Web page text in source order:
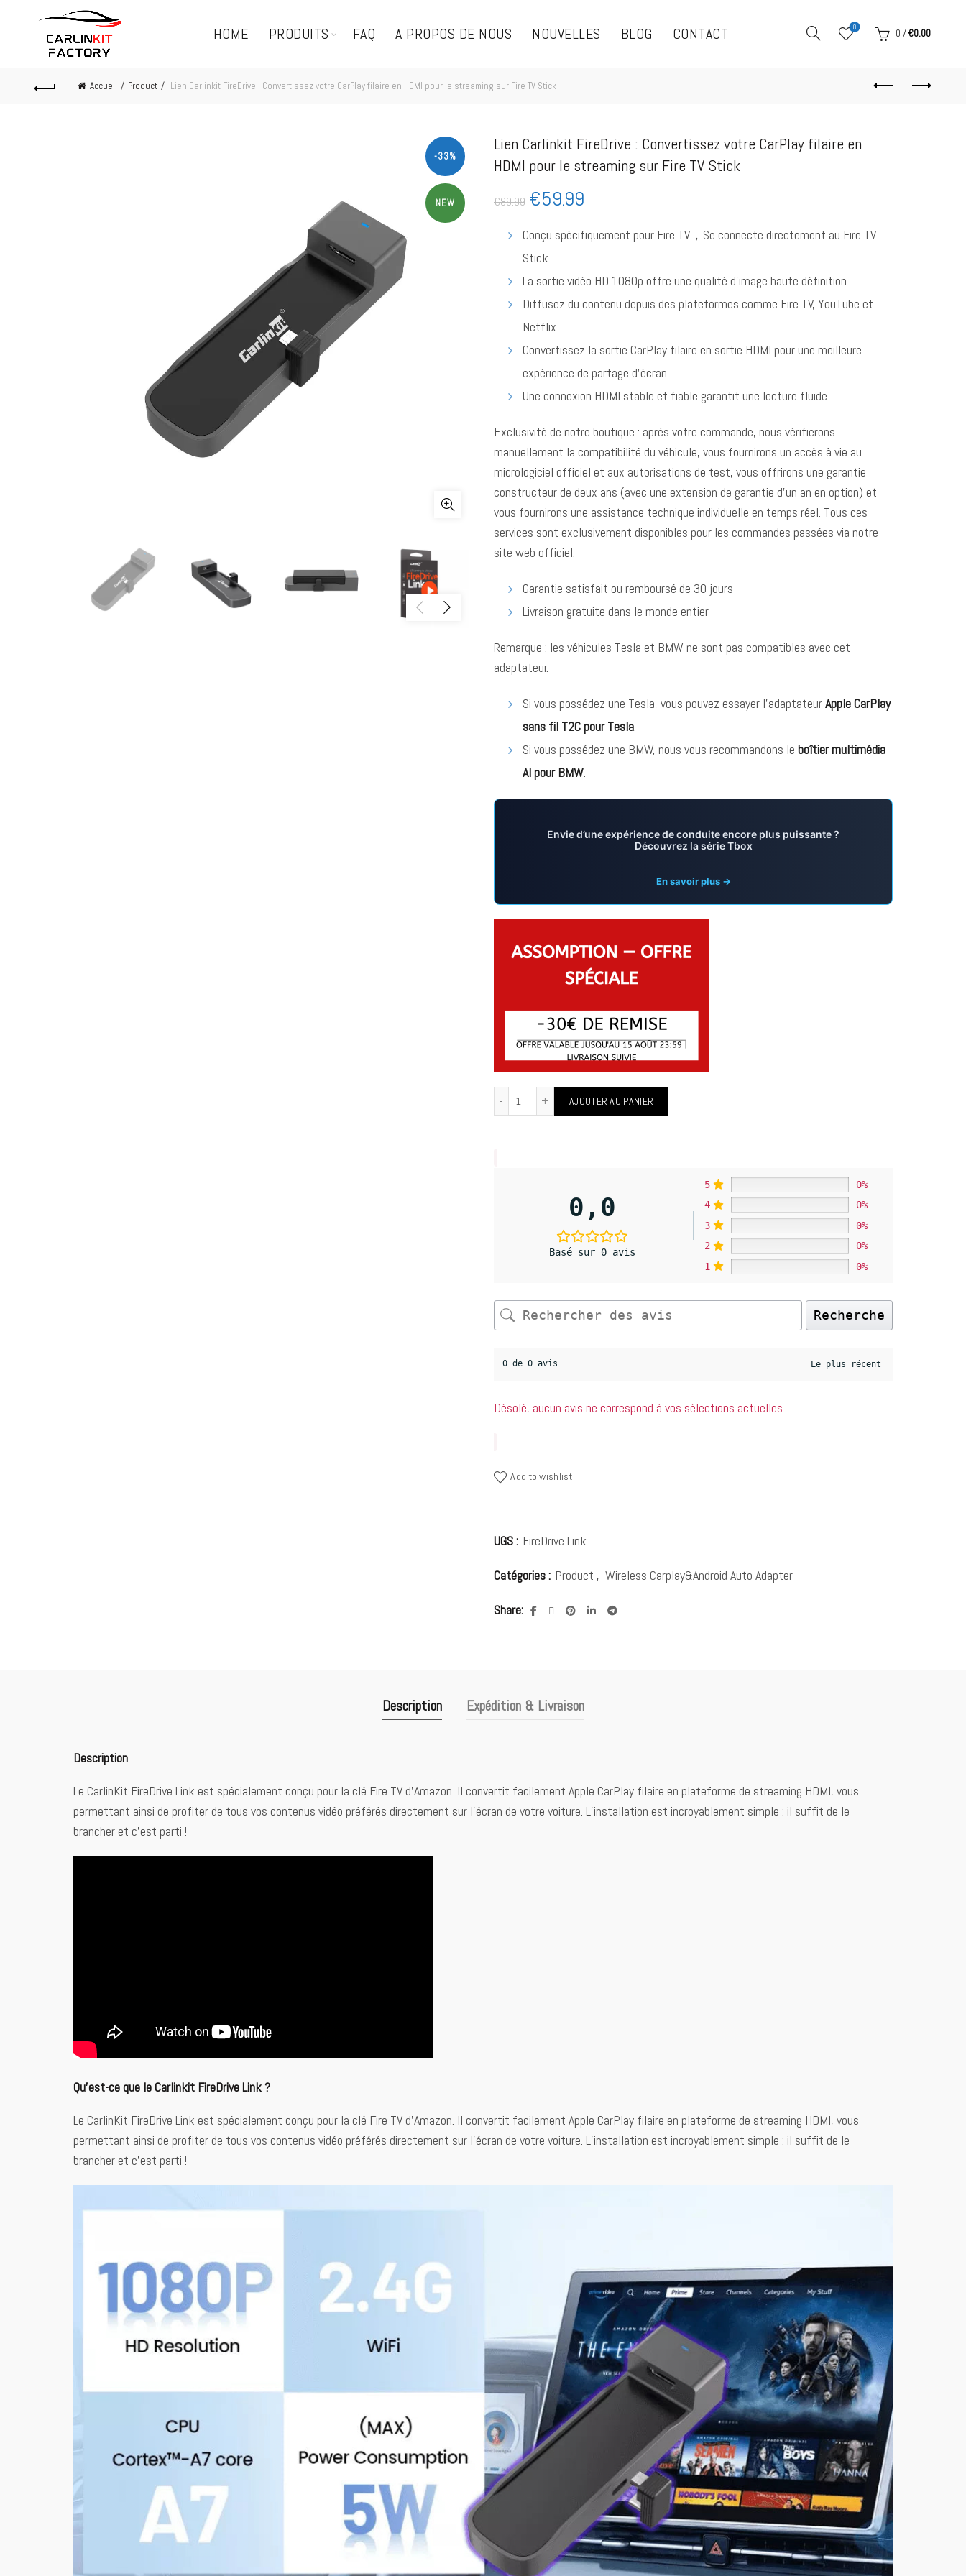
HOME PRODUITS FAQ A PROPOS DE NOUS NOUVELLES BLOG CONTACT 0
0 / €0.00
Accueil Product Lien Carlinkit FireDrive : Convertissez votre CarPlay filaire en HDMI pour le streaming sur Fire TV Stick
-33%
NEW
Lien Carlinkit FireDrive : Convertissez votre CarPlay filaire en
HDMI pour le streaming sur Fire TV Stick
€89.99 €59.99
Conçu spécifiquement pour Fire TV，Se connecte directement au Fire TV
Stick
La sortie vidéo HD 1080p offre une qualité d’image haute définition.
Diffusez du contenu depuis des plateformes comme Fire TV, YouTube et
Netflix.
Convertissez la sortie CarPlay filaire en sortie HDMI pour une meilleure
expérience de partage d’écran
Une connexion HDMI stable et fiable garantit une lecture fluide.
Exclusivité de notre boutique : après votre commande, nous vérifierons
manuellement la compatibilité du véhicule, vous fournirons un accès à vie au
micrologiciel officiel et aux autorisations de test, vous offrirons une garantie
constructeur de deux ans (avec une extension de garantie d’un an en option) et
vous fournirons une assistance technique individuelle en temps réel. Tous ces
services sont exclusivement disponibles pour les commandes passées via notre
site web officiel.
Garantie satisfait ou remboursé de 30 jours
Livraison gratuite dans le monde entier
Remarque : les véhicules Tesla et BMW ne sont pas compatibles avec cet
adaptateur.
Si vous possédez une Tesla, vous pouvez essayer l’adaptateurApple CarPlay
sans fil T2C pour Tesla.
Si vous possédez une BMW, nous vous recommandons le boîtier multimédia
AI pour BMW.
Envie d’une expérience de conduite encore plus puissante ?
Découvrez la série Tbox
En savoir plus →
AJOUTER AU PANIER
0,0
Basé sur 0 avis
5
0%
4
0%
3
0%
2
0%
1
0%
Recherche
0 de 0 avis
Désolé, aucun avis ne correspond à vos sélections actuelles
Add to wishlist
UGS : FireDrive Link
Catégories : Product , Wireless Carplay&Android Auto Adapter
Share
Description Expédition & Livraison
Description
Le CarlinKit FireDrive Link est spécialement conçu pour la clé Fire TV d’Amazon. Il convertit facilement Apple CarPlay filaire en plateforme de streaming HDMI, vous
permettant ainsi de profiter de tous vos contenus vidéo préférés directement sur l’écran de votre voiture. L’installation est incroyablement simple : il suffit de le
brancher et c’est parti !
Qu’est-ce que le Carlinkit FireDrive Link ?
Le CarlinKit FireDrive Link est spécialement conçu pour la clé Fire TV d’Amazon. Il convertit facilement Apple CarPlay filaire en plateforme de streaming HDMI, vous
permettant ainsi de profiter de tous vos contenus vidéo préférés directement sur l’écran de votre voiture. L’installation est incroyablement simple : il suffit de le
brancher et c’est parti !